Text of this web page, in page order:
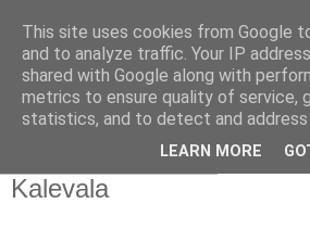
Gangleri - Il blog
Progetto Bifröst
Kalevala
This site uses cookies from Google
and to analyze traffic. Your IP
shared with Google along with
metrics to ensure quality of service,
statistics, and to detect and address
LEARN MORE